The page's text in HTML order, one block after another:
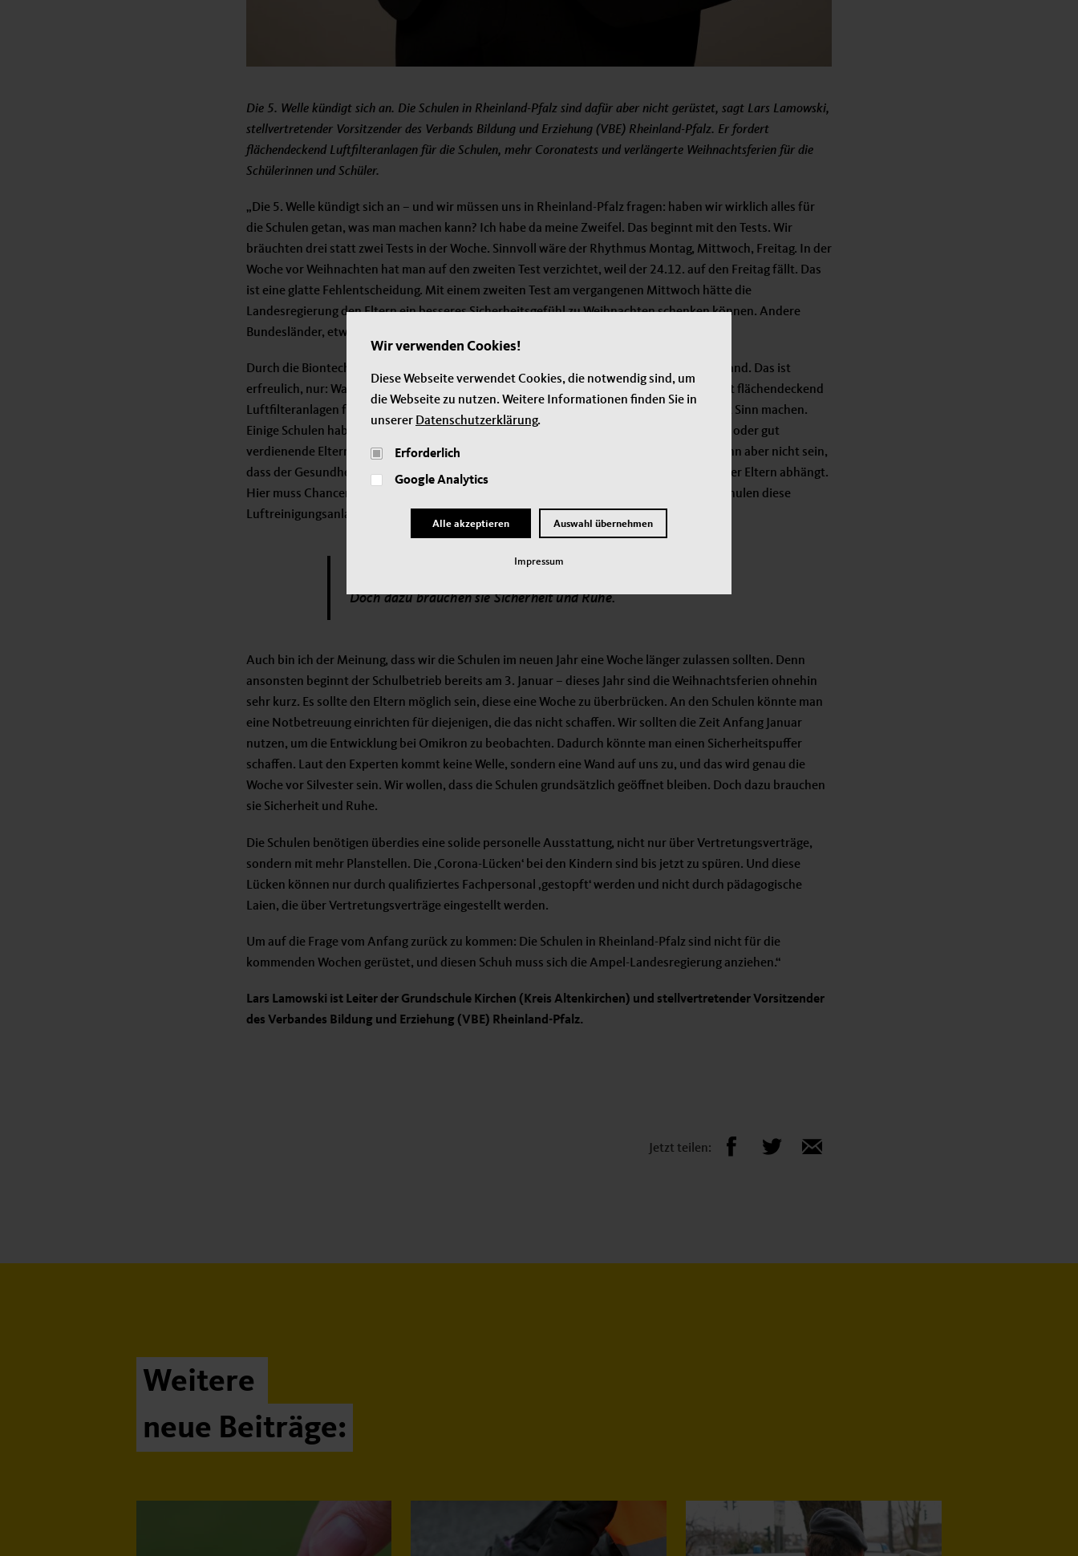
Die 5. Welle kündigt sich an. Die Schulen in Rheinland-Pfalz sind dafür aber nicht gerüstet, sagt Lars Lamowski,
stellvertretender Vorsitzender des Verbands Bildung und Erziehung (VBE) Rheinland-Pfalz. Er fordert
flächendeckend Luftfilteranlagen für die Schulen, mehr Coronatests und verlängerte Weihnachtsferien für die
Schülerinnen und Schüler.
„Die 5. Welle kündigt sich an – und wir müssen uns in Rheinland-Pfalz fragen: haben wir wirklich alles für
die Schulen getan, was man machen kann? Ich habe da meine Zweifel. Das beginnt mit den Tests. Wir
bräuchten drei statt zwei Tests in der Woche. Sinnvoll wäre der Rhythmus Montag, Mittwoch, Freitag. In der
Woche vor Weihnachten hat man auf den zweiten Test verzichtet, weil der 24.12. auf den Freitag fällt. Das
ist eine glatte Fehlentscheidung. Mit einem zweiten Test am vergangenen Mittwoch hätte die
Landesregierung den Eltern ein besseres Sicherheitsgefühl zu Weihnachten schenken können. Andere
Bundesländer, etwa Nordrhein-Westfalen, haben das getan.
Durch die Biontech-Einnahmen wird das Land Rheinland-Pfalz vom Nehmer- zum Geberland. Das ist
erfreulich, nur: Warum nimmt die Landesregierung nicht die Einnahmen und schafft damit flächendeckend
Luftfilteranlagen für alle Schulen an? Diese Anlagen würden auch in der Nach-Coronazeit Sinn machen.
Einige Schulen haben die Geräte auf eigene Faust angeschafft. Finanzkräftige Schulträger oder gut
verdienende Eltern sorgen dafür, dass die Schulen entsprechend ausgestattet sind. Es kann aber nicht sein,
dass der Gesundheitsschutz der Schüler letztlich vom Geldbeutel des Schulträgers bzw. der Eltern abhängt.
Hier muss Chancengerechtigkeit, soziale Gerechtigkeit im Schulsystem her, indem alle Schulen diese
Luftreinigungsanlagen bekommen.
Doch dazu brauchen sie Sicherheit und Ruhe.
Auch bin ich der Meinung, dass wir die Schulen im neuen Jahr eine Woche länger zulassen sollten. Denn
ansonsten beginnt der Schulbetrieb bereits am 3. Januar – dieses Jahr sind die Weihnachtsferien ohnehin
sehr kurz. Es sollte den Eltern möglich sein, diese eine Woche zu überbrücken. An den Schulen könnte man
eine Notbetreuung einrichten für diejenigen, die das nicht schaffen. Wir sollten die Zeit Anfang Januar
nutzen, um die Entwicklung bei Omikron zu beobachten. Dadurch könnte man einen Sicherheitspuffer
schaffen. Laut den Experten kommt keine Welle, sondern eine Wand auf uns zu, und das wird genau die
Woche vor Silvester sein. Wir wollen, dass die Schulen grundsätzlich geöffnet bleiben. Doch dazu brauchen
sie Sicherheit und Ruhe.
Die Schulen benötigen überdies eine solide personelle Ausstattung, nicht nur über Vertretungsverträge,
sondern mit mehr Planstellen. Die ‚Corona-Lücken‘ bei den Kindern sind bis jetzt zu spüren. Und diese
Lücken können nur durch qualifiziertes Fachpersonal ‚gestopft‘ werden und nicht durch pädagogische
Laien, die über Vertretungsverträge eingestellt werden.
Um auf die Frage vom Anfang zurück zu kommen: Die Schulen in Rheinland-Pfalz sind nicht für die
kommenden Wochen gerüstet, und diesen Schuh muss sich die Ampel-Landesregierung anziehen.“
Lars Lamowski ist Leiter der Grundschule Kirchen (Kreis Altenkirchen) und stellvertretender Vorsitzender
des Verbandes Bildung und Erziehung (VBE) Rheinland-Pfalz.
Jetzt teilen:
Weitere
neue Beiträge:
Wir verwenden Cookies!
Diese Webseite verwendet Cookies, die notwendig sind, um
die Webseite zu nutzen. Weitere Informationen finden Sie in
unserer Datenschutzerklärung.
Erforderlich
Google Analytics
Alle akzeptieren Auswahl übernehmen
Impressum